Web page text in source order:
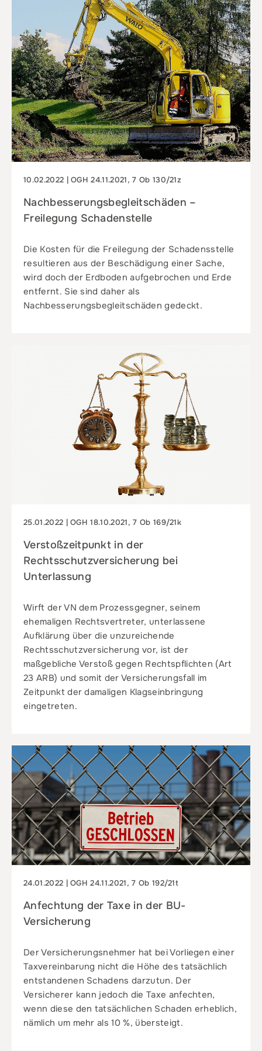
10.02.2022 | OGH 24.11.2021, 7 Ob 130/21z
Nachbesserungs­begleit­schäden –
Freilegung Schadenstelle
Die Kosten für die Freilegung der Schadensstelle
resultieren aus der Beschädigung einer Sache,
wird doch der Erdboden aufgebrochen und Erde
entfernt. Sie sind daher als
Nachbesserungsbegleitschäden gedeckt.
25.01.2022 | OGH 18.10.2021, 7 Ob 169/21k
Verstoßzeitpunkt in der
Rechtsschutzversicherung bei
Unterlassung
Wirft der VN dem Prozessgegner, seinem
ehemaligen Rechtsvertreter, unterlassene
Aufklärung über die unzureichende
Rechtsschutzversicherung vor, ist der
maßgebliche Verstoß gegen Rechtspflichten (Art
23 ARB) und somit der Versicherungsfall im
Zeitpunkt der damaligen Klagseinbringung
eingetreten.
24.01.2022 | OGH 24.11.2021, 7 Ob 192/21t
Anfechtung der Taxe in der BU-
Versicherung
Der Versicherungsnehmer hat bei Vorliegen einer
Taxvereinbarung nicht die Höhe des tatsächlich
entstandenen Schadens darzutun. Der
Versicherer kann jedoch die Taxe anfechten,
wenn diese den tatsächlichen Schaden erheblich,
nämlich um mehr als 10 %, übersteigt.